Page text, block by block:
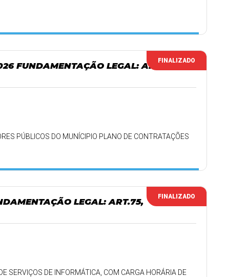
FINALIZADO
FUNDAMENTAÇÃO LEGAL: ART.74,
PÚBLICOS DO MUNÍCIPIO PLANO DE CONTRATAÇÕES
FINALIZADO
LEGAL: ART.75,
SERVIÇOS DE INFORMÁTICA, COM CARGA HORÁRIA DE